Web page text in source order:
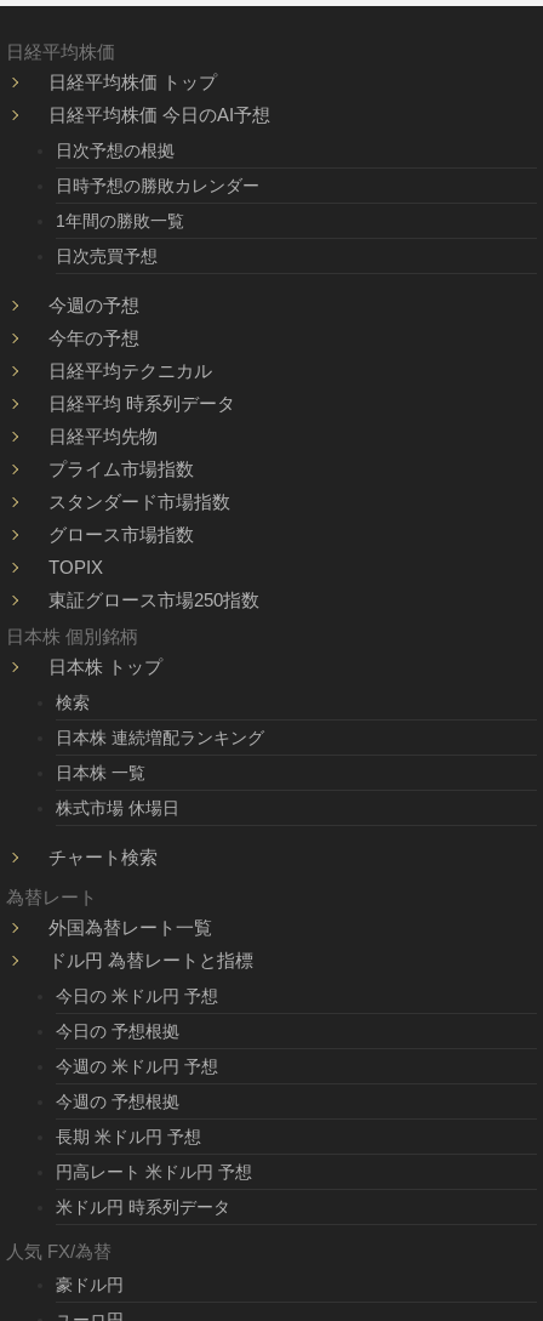
日経平均株価
日経平均株価 トップ
日経平均株価 今日のAI予想
日次予想の根拠
日時予想の勝敗カレンダー
1年間の勝敗一覧
日次売買予想
今週の予想
今年の予想
日経平均テクニカル
日経平均 時系列データ
日経平均先物
プライム市場指数
スタンダード市場指数
グロース市場指数
TOPIX
東証グロース市場250指数
日本株 個別銘柄
日本株 トップ
検索
日本株 連続増配ランキング
日本株 一覧
株式市場 休場日
チャート検索
為替レート
外国為替レート一覧
ドル円 為替レートと指標
今日の 米ドル円 予想
今日の 予想根拠
今週の 米ドル円 予想
今週の 予想根拠
長期 米ドル円 予想
円高レート 米ドル円 予想
米ドル円 時系列データ
人気 FX/為替
豪ドル円